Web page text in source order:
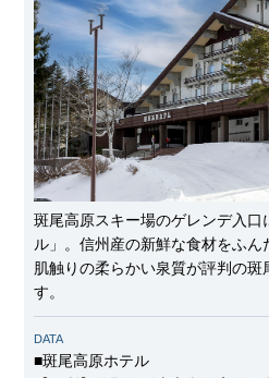
斑尾高原スキー場のゲレンデ入口
ル」。信州産の新鮮な食材をふん
肌触りの柔らかい泉質が評判の
す。
DATA
■斑尾高原ホテル